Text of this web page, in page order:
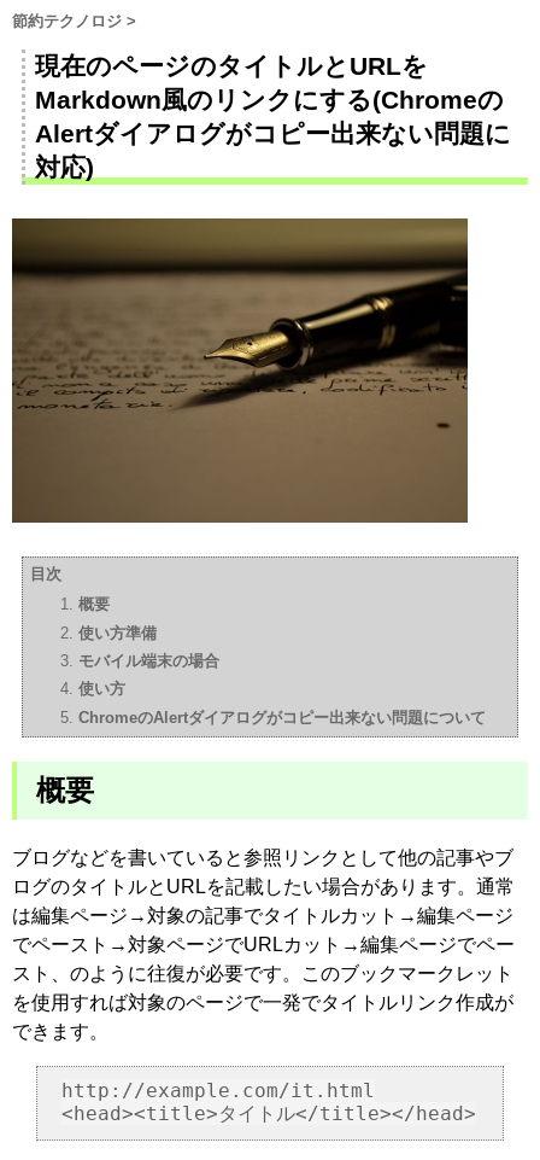
節約テクノロジ >
現在のページのタイトルとURLを
Markdown風のリンクにする(Chromeの
Alertダイアログがコピー出来ない問題に
対応)
目次
概要
使い方準備
モバイル端末の場合
使い方
ChromeのAlertダイアログがコピー出来ない問題について
概要
ブログなどを書いていると参照リンクとして他の記事やブ
ログのタイトルとURLを記載したい場合があります。通常
は編集ページ→対象の記事でタイトルカット→編集ページ
でペースト→対象ページでURLカット→編集ページでペー
スト、のように往復が必要です。このブックマークレット
を使用すれば対象のページで一発でタイトルリンク作成が
できます。
http://example.com/it.html